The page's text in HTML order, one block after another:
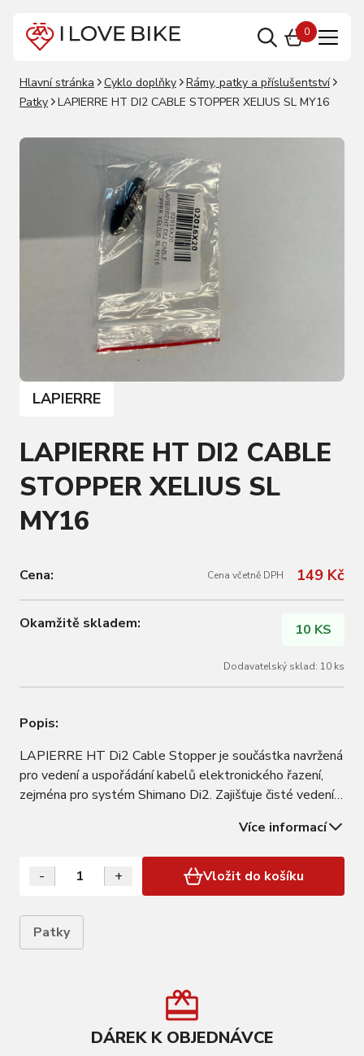
0
Hlavní stránka Cyklo doplňky
Rámy, patky a příslušentství
Patky
LAPIERRE HT DI2 CABLE STOPPER XELIUS SL MY16
LAPIERRE
LAPIERRE HT DI2 CABLE
STOPPER XELIUS SL
MY16
Cena: Cena včetně DPH 149 Kč
Okamžitě skladem: 10 KS
Dodavatelský sklad: 10 ks
Popis:
LAPIERRE HT Di2 Cable Stopper je součástka navržená
pro vedení a uspořádání kabelů elektronického řazení,
zejména pro systém Shimano Di2. Zajišťuje čisté vedení
Více informací
- + Vložit do košíku
Patky
DÁREK K OBJEDNÁVCE